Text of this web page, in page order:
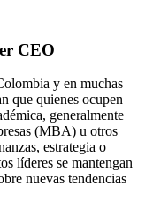
CEO
y en muchas
que quienes ocupen
generalmente
(MBA) u otros
estrategia o
líderes se mantengan
nuevas tendencias